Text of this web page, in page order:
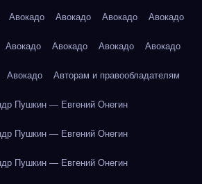
Авокадо Авокадо Авокадо Авокадо
Авокадо Авокадо Авокадо Авокадо
Авокадо Авторам и правообладателям
Пушкин — Евгений Онегин
Пушкин — Евгений Онегин
Пушкин — Евгений Онегин